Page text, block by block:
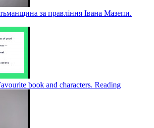
за правління Івана Мазепи.
book and characters. Reading